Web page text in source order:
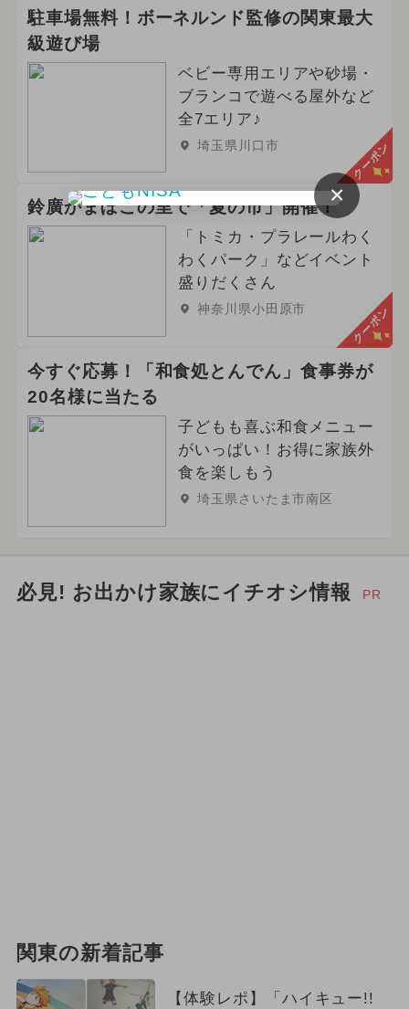
2026年4月のイベント
2024年10月のイベント
2025年5月のイベント
2025年1月のイベント
夏休み（日帰り）
2026年6月のイベント
2025年4月のイベント
2024年6月のイベント
冬休み アート
駐車場無料！ボーネルンド監修の関東最大
級遊び場
ベビー専用エリアや砂場・
ブランコで遊べる屋外など
全7エリア♪
埼玉県川口市 クーポン
鈴廣かまぼこの里で「夏の市」開催！
「トミカ・プラレールわく
わくパーク」などイベント
盛りだくさん
神奈川県小田原市 クーポン
今すぐ応募！「和食処とんでん」食事券が
20名様に当たる
子どもも喜ぶ和食メニュー
がいっぱい！お得に家族外
食を楽しもう
埼玉県さいたま市南区
必見! お出かけ家族にイチオシ情報 PR
関東の新着記事
【体験レポ】「ハイキュー!!
×